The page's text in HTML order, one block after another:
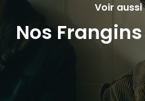
Voir aussi
Nos Frangins